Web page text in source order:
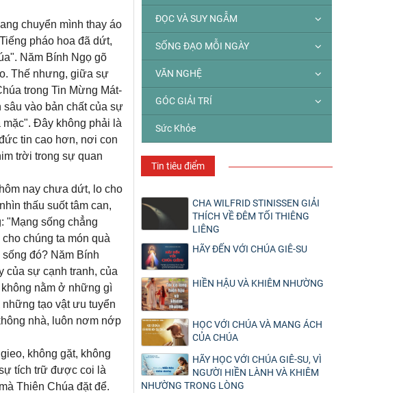
chuyển mình thay áo
pháo hoa đã dứt,
Năm Bính Ngọ gõ
Thế nhưng, giữa sự
trong Tin Mừng Mát-
vào bản chất của sự
Đây không phải là
tin cao hơn, nơi con
trời trong sự quan
nay chưa dứt, lo cho
thấu suốt tâm can,
"Mạng sống chẳng
chúng ta món quà
đó? Năm Bính
của sự cạnh tranh, của
nằm ở những gì
tạo vật ưu tuyển
nhà, luôn nơm nớp
không gặt, không
tích trữ được coi là
Thiên Chúa đặt để.
ĐỌC VÀ SUY NGẪM
SỐNG ĐẠO MỖI NGÀY
VĂN NGHỆ
GÓC GIẢI TRÍ
Sức Khỏe
Tin tiêu điểm
CHA WILFRID STINISSEN GIẢI
THÍCH VỀ ĐÊM TỐI THIÊNG
LIÊNG
HÃY ĐẾN VỚI CHÚA GIÊ-SU
HIỀN HẬU VÀ KHIÊM NHƯỜNG
HỌC VỚI CHÚA VÀ MANG ÁCH
CỦA CHÚA
HÃY HỌC VỚI CHÚA GIÊ-SU, VÌ
NGƯỜI HIỀN LÀNH VÀ KHIÊM
NHƯỜNG TRONG LÒNG